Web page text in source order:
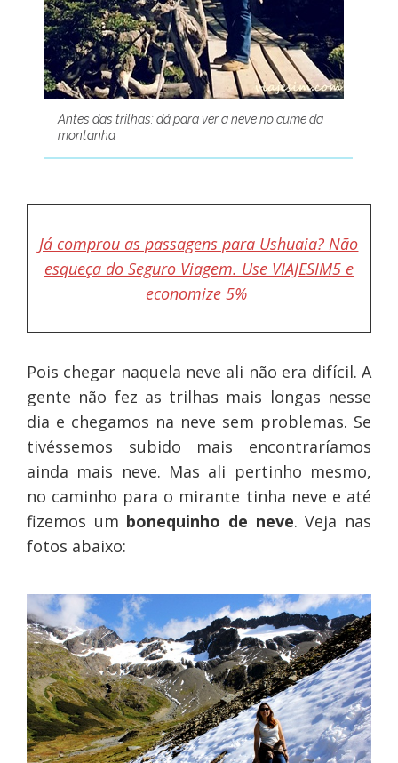
Antes das trilhas: dá para ver a neve no cume da
montanha
Já comprou as passagens para Ushuaia? Não
esqueça do Seguro Viagem. Use VIAJESIM5 e
economize 5%
Pois chegar naquela neve ali não era difícil. A
gente não fez as trilhas mais longas nesse
dia e chegamos na neve sem problemas. Se
tivéssemos subido mais encontraríamos
ainda mais neve. Mas ali pertinho mesmo,
no caminho para o mirante tinha neve e até
fizemos um bonequinho de neve. Veja nas
fotos abaixo: